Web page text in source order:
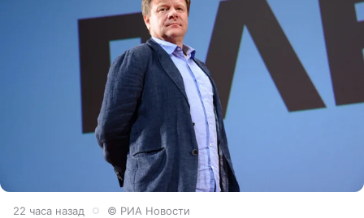
22 часа назад © РИА Новости